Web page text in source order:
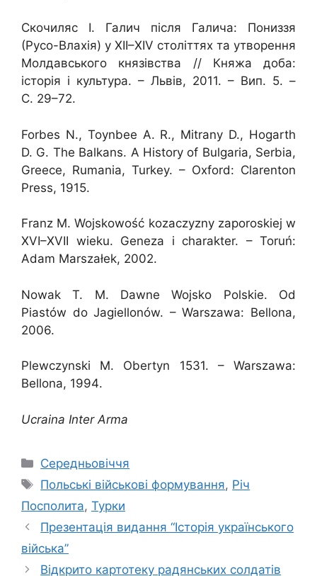
Скочиляс І. Галич після Галича: Пониззя
(Русо-Влахія) у ХІІ–XIV століттях та утворення
Молдавського князівства // Княжа доба:
історія і культура. – Львів, 2011. – Вип. 5. –
С. 29–72.
Forbes N., Toynbee A. R., Mitrany D., Hogarth
D. G. The Balkans. A History of Bulgaria, Serbia,
Greece, Rumania, Turkey. – Oxford: Clarenton
Press, 1915.
Franz M. Wojskowość kozaczyzny zaporoskiej w
XVI–XVII wieku. Geneza i charakter. – Toruń:
Adam Marszałek, 2002.
Nowak T. M. Dawne Wojsko Polskie. Od
Piastów do Jagiellonów. – Warszawa: Bellona,
2006.
Plewczynski M. Obertyn 1531. – Warszawa:
Bellona, 1994.
Ucraina Inter Arma
Категорії
Середньовіччя
Позначки
Польські військові формування, Річ
Посполита, Турки
Презентація видання “Історія українського
війська”
Відкрито картотеку радянських солдатів